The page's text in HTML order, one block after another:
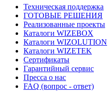
Техническая поддержка
ГОТОВЫЕ РЕШЕНИЯ
Реализованные проекты
Каталоги WIZEBOX
Каталоги WIZOLUTION
Каталоги WIZETEK
Сертификаты
Гарантийный сервис
Пресса о нас
FAQ (вопрос - ответ)